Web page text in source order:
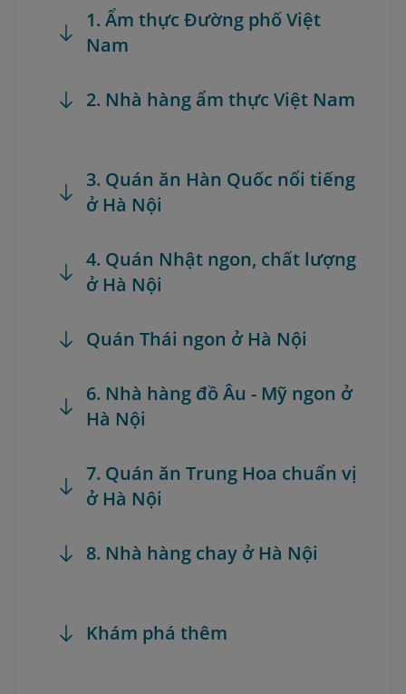
1. Ẩm thực Đường phố Việt
Nam
2. Nhà hàng ẩm thực Việt Nam
3. Quán ăn Hàn Quốc nổi tiếng
ở Hà Nội
4. Quán Nhật ngon, chất lượng
ở Hà Nội
Quán Thái ngon ở Hà Nội
6. Nhà hàng đồ Âu - Mỹ ngon ở
Hà Nội
7. Quán ăn Trung Hoa chuẩn vị
ở Hà Nội
8. Nhà hàng chay ở Hà Nội
Khám phá thêm